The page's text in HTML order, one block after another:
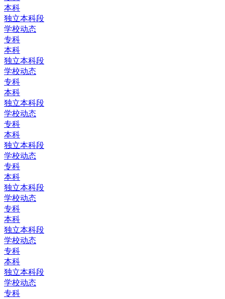
本科
独立本科段
学校动态
专科
本科
独立本科段
学校动态
专科
本科
独立本科段
学校动态
专科
本科
独立本科段
学校动态
专科
本科
独立本科段
学校动态
专科
本科
独立本科段
学校动态
专科
本科
独立本科段
学校动态
专科